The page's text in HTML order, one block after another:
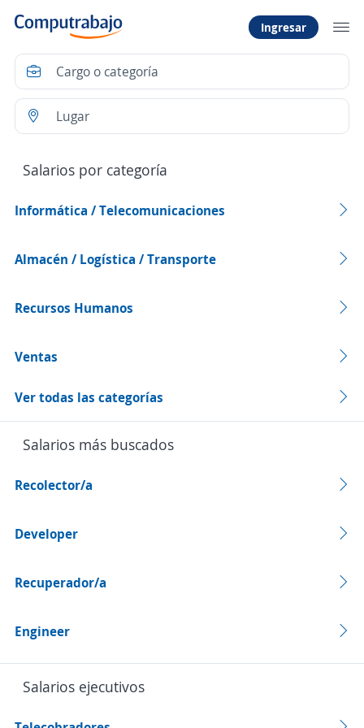
Ingresar
Salarios por categoría
Informática / Telecomunicaciones
Almacén / Logística / Transporte
Recursos Humanos
Ventas
Ver todas las categorías
Salarios más buscados
Recolector/a
Developer
Recuperador/a
Engineer
Salarios ejecutivos